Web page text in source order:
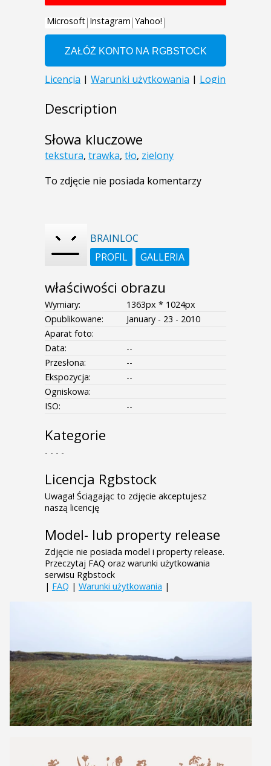
Description
Słowa kluczowe
tekstura, trawka, tło, zielony
To zdjęcie nie posiada komentarzy
BRAINLOC
PROFIL
GALLERIA
właściwości obrazu
Wymiary:
1363px * 1024px
Opublikowane:
January - 23 - 2010
Aparat foto:
Data:
--
Przesłona:
--
Ekspozycja:
--
Ogniskowa:
ISO:
--
Kategorie
- - - -
Licencja Rgbstock
Uwaga! Ściągając to zdjęcie akceptujesz
naszą licencję
Model- lub property release
Zdjęcie nie posiada model i property release.
Przeczytaj FAQ oraz warunki użytkowania
serwisu Rgbstock
| FAQ | Warunki użytkowania |